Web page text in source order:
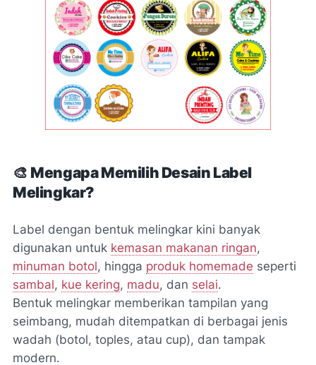
🎨 Mengapa Memilih Desain Label
Melingkar?
Label dengan bentuk melingkar kini banyak
digunakan untuk kemasan makanan ringan,
minuman botol, hingga produk homemade seperti
sambal, kue kering, madu, dan selai.
Bentuk melingkar memberikan tampilan yang
seimbang, mudah ditempatkan di berbagai jenis
wadah (botol, toples, atau cup), dan tampak
modern.